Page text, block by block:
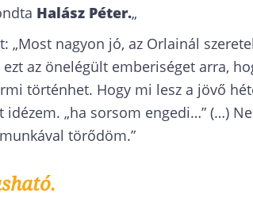
Halász Péter.„
„Most nagyon jó, az Orlainál
az önelégült emberiséget arra,
történhet. Hogy mi lesz a jövő
„ha sorsom engedi…” (…)
törődöm.”